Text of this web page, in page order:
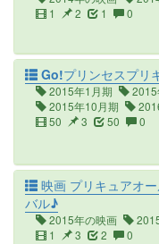
1
2 1 0
Go!プリンセスプリ
2015年1月期
2015年10月期
50
3 50 0
映画 プリキュアオ
バル♪
2015年の映画
1
3 2 0